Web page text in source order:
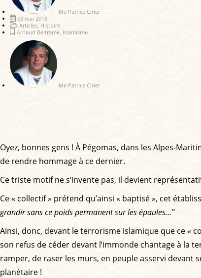
Me Patrice Cirier
03 mai 2018
Articles Histoire
Arnaud Beltrame Islamisme
Me Patrice Cirier
Oyez, bonnes gens ! À Pégomas, dans les Alpes-
de rendre hommage à ce dernier.
Ce triste motif ne s’invente pas, il devient
Ce « collectif » prétend qu’ainsi « baptisé », cet
grandir sans ce poids permanent sur les épaules…"
Ainsi, donc, devant le terrorisme islamique que ce «
son refus de céder devant l’immonde chantage à la
ramper, de raser les murs, en peuple asservi devant
planétaire !